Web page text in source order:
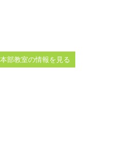
部教室の情報を見る